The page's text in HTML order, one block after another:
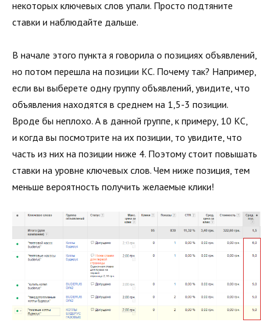
некоторых ключевых слов упали. Просто подтяните
ставки и наблюдайте дальше.
В начале этого пункта я говорила о позициях объявлений,
но потом перешла на позиции КС. Почему так? Например,
если вы выберете одну группу объявлений, увидите, что
объявления находятся в среднем на 1,5-3 позиции.
Вроде бы неплохо. А в данной группе, к примеру, 10 КС,
и когда вы посмотрите на их позиции, то увидите, что
часть из них на позиции ниже 4. Поэтому стоит повышать
ставки на уровне ключевых слов. Чем ниже позиция, тем
меньше вероятность получить желаемые клики!